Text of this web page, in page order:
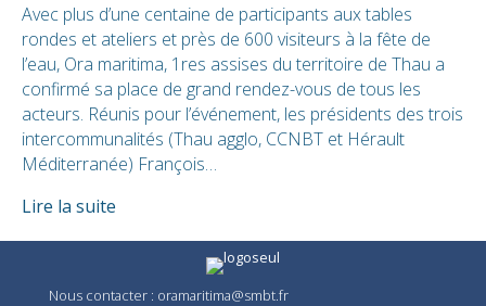
Avec plus d’une centaine de participants aux tables
rondes et ateliers et près de 600 visiteurs à la fête de
l’eau, Ora maritima, 1res assises du territoire de Thau a
confirmé sa place de grand rendez-vous de tous les
acteurs. Réunis pour l’événement, les présidents des trois
intercommunalités (Thau agglo, CCNBT et Hérault
Méditerranée) François…
Lire la suite
Nous contacter : oramaritima@smbt.fr